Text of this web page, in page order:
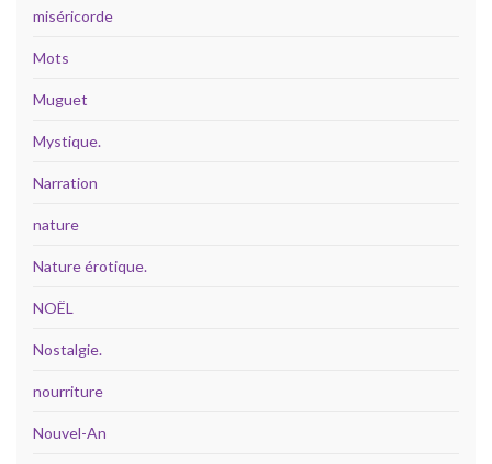
miséricorde
Mots
Muguet
Mystique.
Narration
nature
Nature érotique.
NOËL
Nostalgie.
nourriture
Nouvel-An